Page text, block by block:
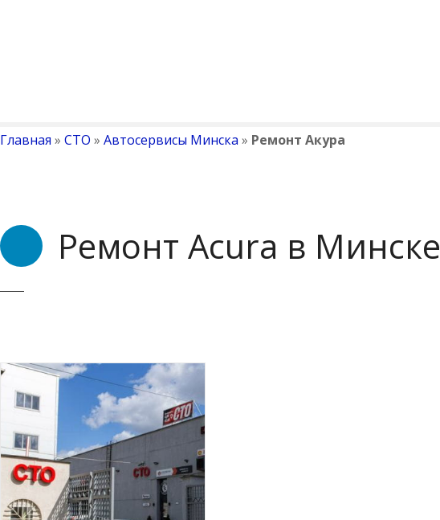
Главная » СТО » Автосервисы Минска » Ремонт Акура
Ремонт Acura в Минске